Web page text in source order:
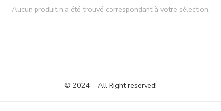
Aucun produit n'a été trouvé correspondant à votre sélection.
© 2024 – All Right reserved!